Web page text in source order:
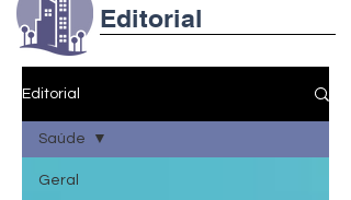
Editorial
Editorial
Geral
Saúde